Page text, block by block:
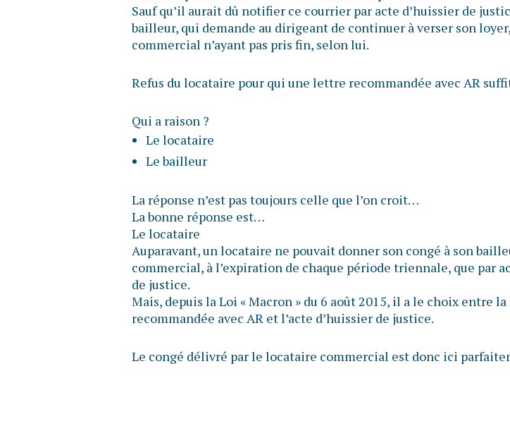
Sauf qu’il aurait dû notifier ce courrier par acte d’huissier de
bailleur, qui demande au dirigeant de continuer à verser son
commercial n’ayant pas pris fin, selon lui.
Refus du locataire pour qui une lettre recommandée avec AR
Qui a raison ?
Le locataire
Le bailleur
La réponse n’est pas toujours celle que l’on croit…
La bonne réponse est…
Le locataire
Auparavant, un locataire ne pouvait donner son congé à son
commercial, à l’expiration de chaque période triennale, que par
de justice.
Mais, depuis la Loi « Macron » du 6 août 2015, il a le choix entre
recommandée avec AR et l’acte d’huissier de justice.
Le congé délivré par le locataire commercial est donc ici